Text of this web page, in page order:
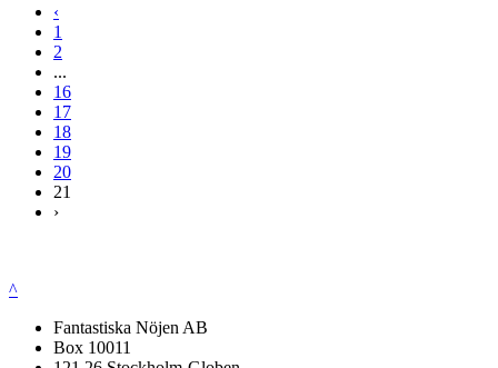
‹
1
2
...
16
17
18
19
20
21
›
^
Fantastiska Nöjen AB
Box 10011